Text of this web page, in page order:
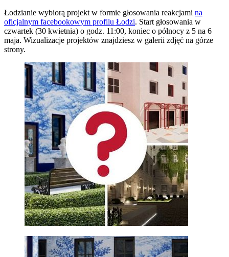
Łodzianie wybiorą projekt w formie głosowania reakcjami na
oficjalnym facebookowym profilu Łodzi. Start głosowania w
czwartek (30 kwietnia) o godz. 11:00, koniec o północy z 5 na 6
maja. Wizualizacje projektów znajdziesz w galerii zdjęć na górze
strony.